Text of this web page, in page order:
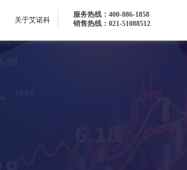
关于艾诺科
服务热线：400-886-1858
销售热线：021-51088512